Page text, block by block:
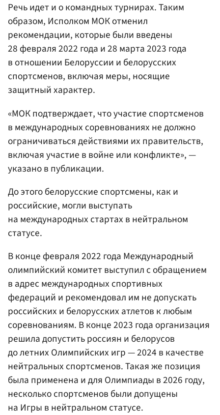
Речь идет и о командных турнирах. Таким
образом, Исполком МОК отменил
рекомендации, которые были введены
28 февраля 2022 года и 28 марта 2023 года
в отношении Белоруссии и белорусских
спортсменов, включая меры, носящие
защитный характер.
«МОК подтверждает, что участие спортсменов
в международных соревнованиях не должно
ограничиваться действиями их правительств,
включая участие в войне или конфликте», —
указано в публикации.
До этого белорусские спортсмены, как и
российские, могли выступать
на международных стартах в нейтральном
статусе.
В конце февраля 2022 года Международный
олимпийский комитет выступил с обращением
в адрес международных спортивных
федераций и рекомендовал им не допускать
российских и белорусских атлетов к любым
соревнованиям. В конце 2023 года организация
решила допустить россиян и белорусов
до летних Олимпийских игр — 2024 в качестве
нейтральных спортсменов. Такая же позиция
была применена и для Олимпиады в 2026 году,
несколько спортсменов были допущены
на Игры в нейтральном статусе.